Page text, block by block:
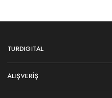
TURDIGITAL
ALIŞVERIŞ